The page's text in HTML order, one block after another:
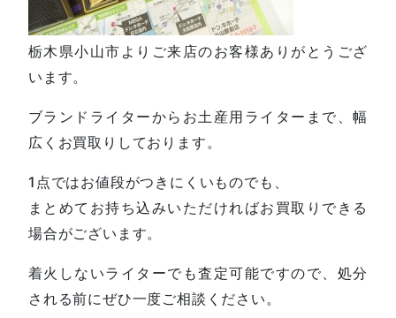
栃木県小山市よりご来店のお客様ありがとうござ
います。
ブランドライターからお土産用ライターまで、幅
広くお買取りしております。
1点ではお値段がつきにくいものでも、
まとめてお持ち込みいただければお買取りできる
場合がございます。
着火しないライターでも査定可能ですので、処分
される前にぜひ一度ご相談ください。